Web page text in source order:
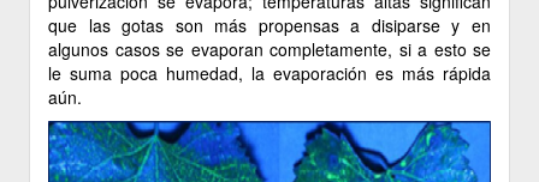
que las gotas son más propensas a disiparse y en
algunos casos se evaporan completamente, si a esto se
le suma poca humedad, la evaporación es más rápida
aún.